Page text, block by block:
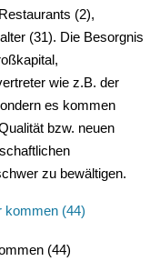
(2),
(31). Die Besorgnis
wie z.B. der
es kommen
bzw. neuen
zu bewältigen.
(44)